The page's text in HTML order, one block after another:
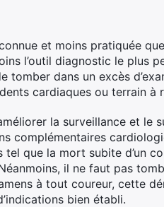
et moins pratiquée
l’outil diagnostic le plus
tomber dans un excès
cardiaques ou terrain à
la surveillance et le
complémentaires
tel que la mort subite d’un
il ne faut pas
à tout coureur, cette
bien établi.